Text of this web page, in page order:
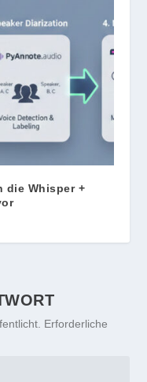
die Whisper +
Erforderliche